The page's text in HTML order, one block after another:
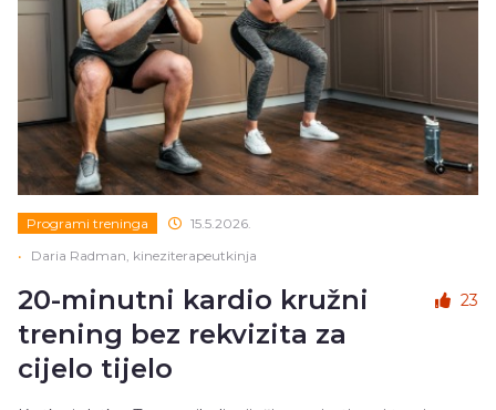
Programi treninga
15.5.2026.
•
Daria Radman, kineziterapeutkinja
20-minutni kardio kružni
trening bez rekvizita za
cijelo tijelo
23